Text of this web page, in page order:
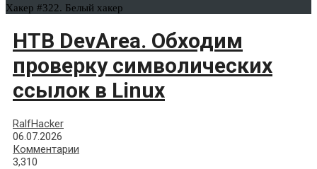
Хакер #322. Белый хакер
HTB DevArea. Обходим
проверку символических
ссылок в Linux
RalfHacker
06.07.2026
Комментарии
3,310